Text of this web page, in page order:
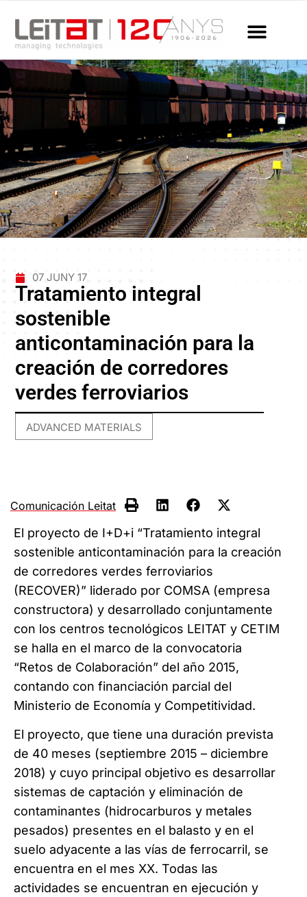
07 JUNY 17
Tratamiento integral
sostenible
anticontaminación para la
creación de corredores
verdes ferroviarios
ADVANCED MATERIALS
Comunicación Leitat
El proyecto de I+D+i “Tratamiento integral
sostenible anticontaminación para la creación
de corredores verdes ferroviarios
(RECOVER)” liderado por COMSA (empresa
constructora) y desarrollado conjuntamente
con los centros tecnológicos LEITAT y CETIM
se halla en el marco de la convocatoria
“Retos de Colaboración” del año 2015,
contando con financiación parcial del
Ministerio de Economía y Competitividad.
El proyecto, que tiene una duración prevista
de 40 meses (septiembre 2015 – diciembre
2018) y cuyo principal objetivo es desarrollar
sistemas de captación y eliminación de
contaminantes (hidrocarburos y metales
pesados) presentes en el balasto y en el
suelo adyacente a las vías de ferrocarril, se
encuentra en el mes XX. Todas las
actividades se encuentran en ejecución y